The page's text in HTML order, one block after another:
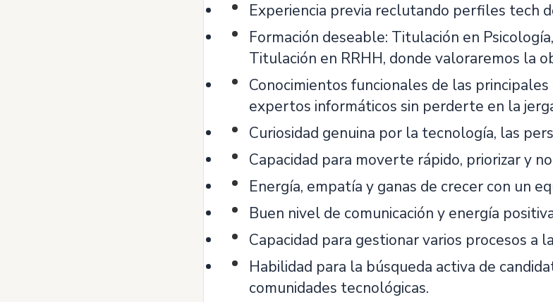
Experiencia previa reclutando perfiles tech
Formación deseable: Titulación en
Titulación en RRHH, donde valoraremos la
Conocimientos funcionales de las
expertos informáticos sin perderte en la
Curiosidad genuina por la tecnología, las
Capacidad para moverte rápido, priorizar y
Energía, empatía y ganas de crecer con un
Buen nivel de comunicación y energía
Capacidad para gestionar varios procesos a
Habilidad para la búsqueda activa de
comunidades tecnológicas.